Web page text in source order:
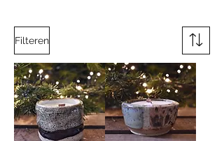
Filteren